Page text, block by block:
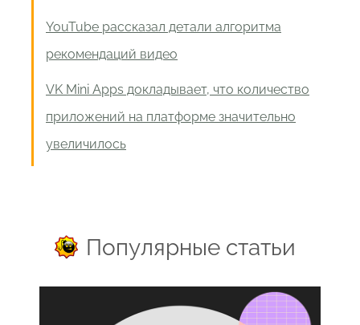
YouTube рассказал детали алгоритма
рекомендаций видео
VK Mini Apps докладывает, что количество
приложений на платформе значительно
увеличилось
Популярные статьи